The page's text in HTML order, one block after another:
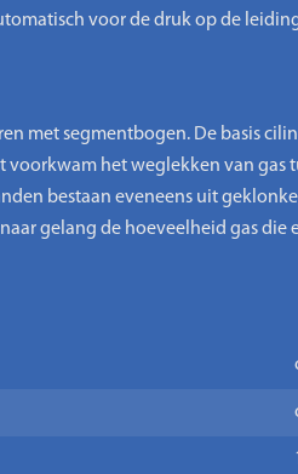
voor de druk op de
met segmentbogen. De basis
het weglekken van gas
bestaan eveneens uit
gelang de hoeveelheid gas
1